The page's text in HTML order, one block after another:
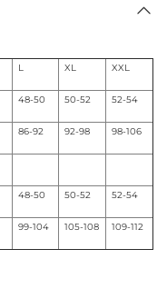
L XL XXL
48-50 50-52 52-54
86-92 92-98 98-106
48-50 50-52 52-54
99-104 105-108 109-112